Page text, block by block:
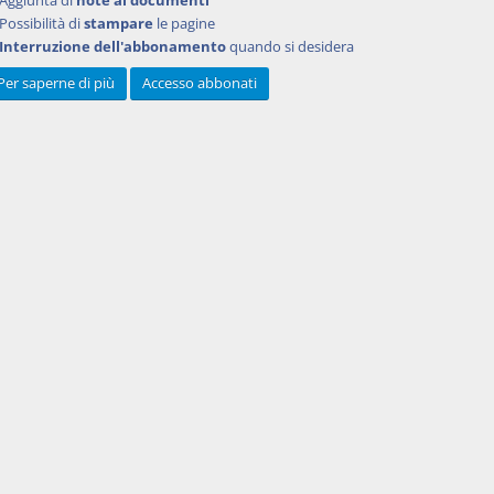
Possibilità distampare le pagine
Interruzione dell'abbonamentoquando si desidera
saperne di più
Accesso abbonati